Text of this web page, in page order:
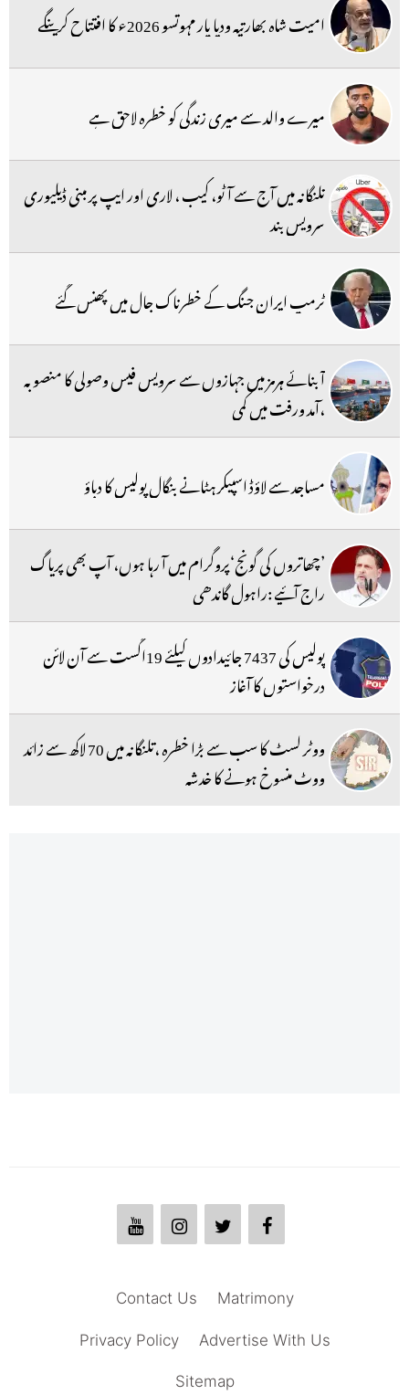
امیت شاہ بھارتیہ ودیا پار مہوتسو 2026ء کا افتتاح کرینگے
میرے والد سے میری زندگی کو خطرہ لاحق ہے
تلنگانہ میں آج سے آٹو، کیب ، لاری اور ایپ پر مبنی ڈیلیوری
سرویس بند
ٹرمپ ایران جنگ کے خطرناک جال میں پھنس گئے
آبنائے ہرمز میں جہازوں سے سرویس فیس وصولی کا منصوبہ
،آمد ورفت میں کمی
مساجد سے لاؤڈ اسپیکر ہٹانے بنگال پولیس کا دباؤ
’چھاتروں کی گونج‘پروگرام میں آ رہا ہوں، آپ بھی پریاگ
راج آئیے :راہول گاندھی
پولیس کی 7437 جائیدادوں کیلئے 19اگست سے آن لائن
درخواستوں کا آغاز
ووٹر لسٹ کا سب سے بڑا خطرہ ،تلنگانہ میں 70 لاکھ سے زائد
ووٹ منسوخ ہونے کا خدشہ
Matrimony
Contact Us
Advertise With Us
Privacy Policy
Sitemap